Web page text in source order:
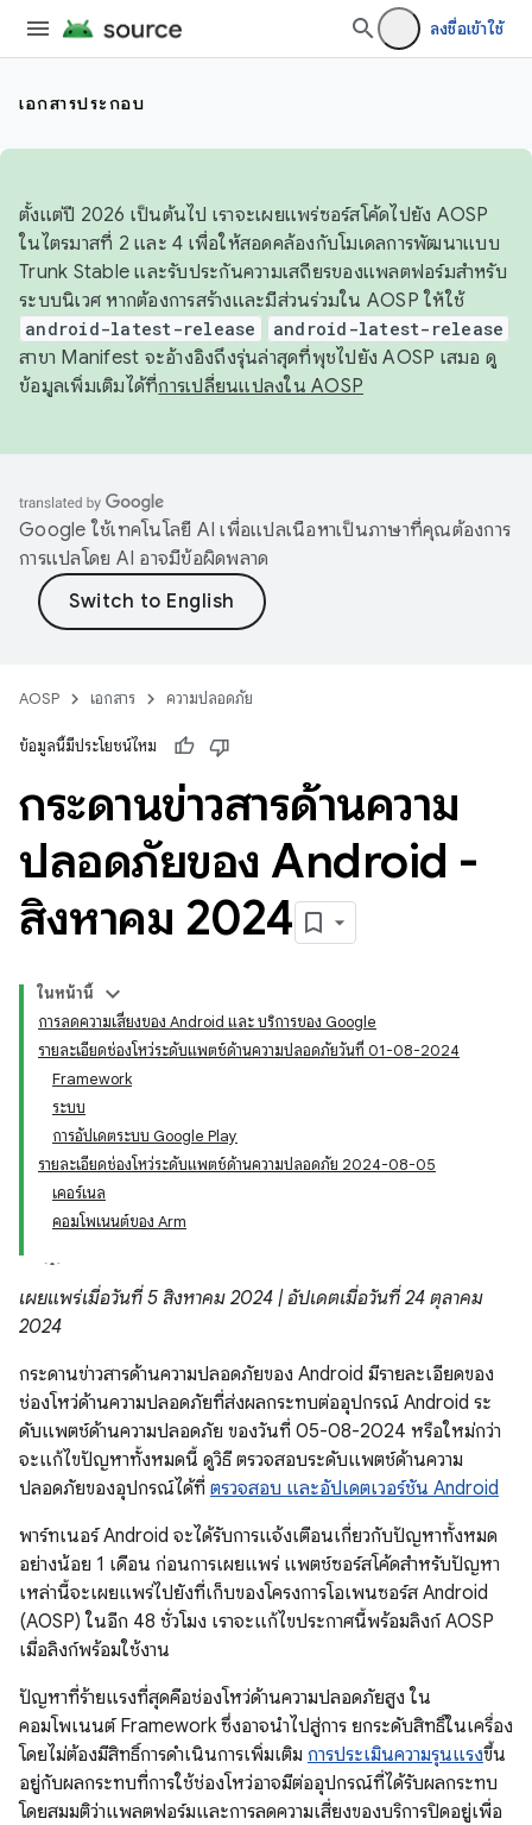
ลงชื่อเข้าใช้
เอกสารประกอบ
ตั้งแต่ปี 2026 เป็นต้นไป เราจะเผยแพร่ซอร์สโค้ดไปยัง AOSP
ในไตรมาสที่ 2 และ 4 เพื่อให้สอดคล้องกับโมเดลการพัฒนาแบบ
Trunk Stable และรับประกันความเสถียรของแพลตฟอร์มสำหรับ
ระบบนิเวศ หากต้องการสร้างและมีส่วนร่วมใน AOSP ให้ใช้
android-latest-release android-latest-release
สาขา Manifest จะอ้างอิงถึงรุ่นล่าสุดที่พุชไปยัง AOSP เสมอ ดู
ข้อมูลเพิ่มเติมได้ที่การเปลี่ยนแปลงใน AOSP
Google ใช้เทคโนโลยี AI เพื่อแปลเนื้อหาเป็นภาษาที่คุณต้องการ
การแปลโดย AI อาจมีข้อผิดพลาด
AOSP เอกสาร ความปลอดภัย
ข้อมูลนี้มีประโยชน์ไหม
กระดานข่าวสารด้านความ
ปลอดภัยของ Android -
สิงหาคม 2024
ในหน้านี้
การลดความเสี่ยงของ Android และ บริการของ Google
รายละเอียดช่องโหว่ระดับแพตช์ด้านความปลอดภัยวันที่ 01-08-2024
Framework
ระบบ
การอัปเดตระบบ Google Play
รายละเอียดช่องโหว่ระดับแพตช์ด้านความปลอดภัย 2024-08-05
เคอร์เนล
คอมโพเนนต์ของ Arm
เผยแพร่เมื่อวันที่ 5 สิงหาคม 2024 | อัปเดตเมื่อวันที่ 24 ตุลาคม
2024
กระดานข่าวสารด้านความปลอดภัยของ Android มีรายละเอียดของ
ช่องโหว่ด้านความปลอดภัยที่ส่งผลกระทบต่ออุปกรณ์ Android ระ
ดับแพตช์ด้านความปลอดภัย ของวันที่ 05-08-2024 หรือใหม่กว่า
จะแก้ไขปัญหาทั้งหมดนี้ ดูวิธี ตรวจสอบระดับแพตช์ด้านความ
ปลอดภัยของอุปกรณ์ได้ที่ ตรวจสอบ และอัปเดตเวอร์ชัน Android
พาร์ทเนอร์ Android จะได้รับการแจ้งเตือนเกี่ยวกับปัญหาทั้งหมด
อย่างน้อย 1 เดือน ก่อนการเผยแพร่ แพตช์ซอร์สโค้ดสำหรับปัญหา
เหล่านี้จะเผยแพร่ไปยังที่เก็บของโครงการโอเพนซอร์ส Android
(AOSP) ในอีก 48 ชั่วโมง เราจะแก้ไขประกาศนี้พร้อมลิงก์ AOSP
เมื่อลิงก์พร้อมใช้งาน
ปัญหาที่ร้ายแรงที่สุดคือช่องโหว่ด้านความปลอดภัยสูง ใน
คอมโพเนนต์ Framework ซึ่งอาจนำไปสู่การ ยกระดับสิทธิ์ในเครื่อง
โดยไม่ต้องมีสิทธิ์การดำเนินการเพิ่มเติม การประเมินความรุนแรงขึ้น
อยู่กับผลกระทบที่การใช้ช่องโหว่อาจมีต่ออุปกรณ์ที่ได้รับผลกระทบ
โดยสมมติว่าแพลตฟอร์มและการลดความเสี่ยงของบริการปิดอยู่เพื่อ